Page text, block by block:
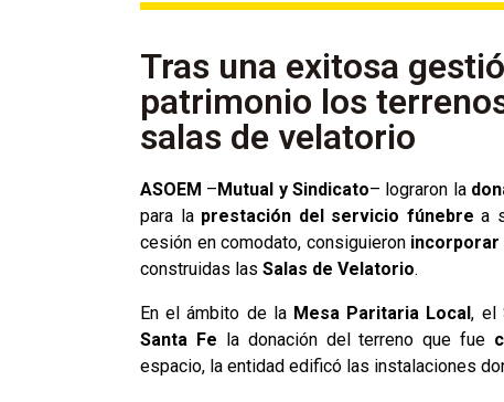
Tras una exitosa
patrimonio los
salas de velatorio
ASOEM –Mutual y Sindicato– lograron la
para la prestación del servicio fúnebre a
cesión en comodato, consiguieron incorporar
construidas las Salas de Velatorio.
En el ámbito de la Mesa Paritaria Local, el
Santa Fe la donación del terreno que fue
espacio, la entidad edificó las instalaciones